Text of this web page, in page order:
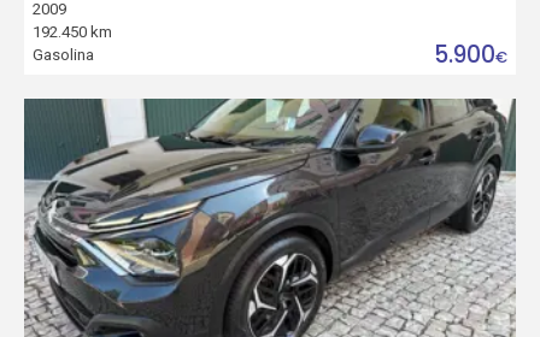
2009
192.450 km
Gasolina
5.900€